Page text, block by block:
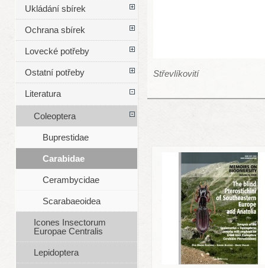
Střevlíkovití
Ukládání sbírek
Ochrana sbírek
Lovecké potřeby
Ostatní potřeby
Literatura
Coleoptera
Buprestidae
Carabidae
Cerambycidae
Scarabaeoidea
Icones Insectorum
Europae Centralis
Lepidoptera